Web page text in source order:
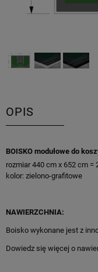
OPIS
BOISKO modułowe do
rozmiar 440 cm x 652 cm =
kolor: zielono-grafitowe
NAWIERZCHNIA:
Boisko wykonane jest z
Dowiedz się więcej o